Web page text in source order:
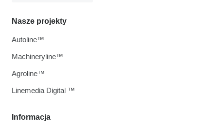
Informacja
Nasze projekty
Autoline™
Machineryline™
Agroline™
Linemedia Digital ™